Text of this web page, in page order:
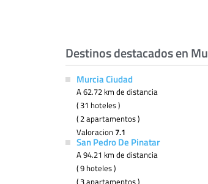
Destinos destacados en
Murcia Ciudad
A 62.72 km de distancia
( 31 hoteles )
( 2 apartamentos )
Valoracion 7.1
San Pedro De Pinatar
A 94.21 km de distancia
( 9 hoteles )
( 3 apartamentos )